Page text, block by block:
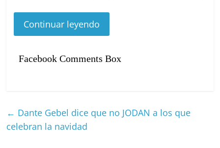
correspondientes, pero con el título de la canción y
el ambiente oscuro, ¿qué es lo que nos quiere
Continuar leyendo
Facebook Comments Box
← Dante Gebel dice que no JODAN a los que
celebran la navidad